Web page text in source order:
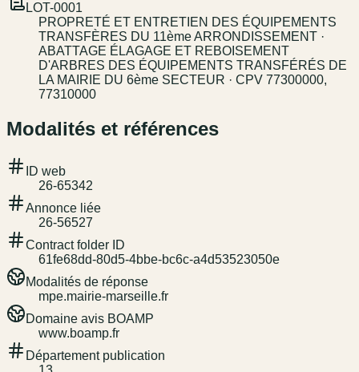
LOT-0001
PROPRETÉ ET ENTRETIEN DES ÉQUIPEMENTS
TRANSFÈRES DU 11ème ARRONDISSEMENT ·
ABATTAGE ÉLAGAGE ET REBOISEMENT
D'ARBRES DES ÉQUIPEMENTS TRANSFÉRÉS DE
LA MAIRIE DU 6ème SECTEUR · CPV 77300000,
77310000
Modalités et références
ID web
26-65342
Annonce liée
26-56527
Contract folder ID
61fe68dd-80d5-4bbe-bc6c-a4d53523050e
Modalités de réponse
mpe.mairie-marseille.fr
Domaine avis BOAMP
www.boamp.fr
Département publication